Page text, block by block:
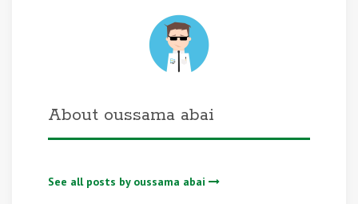
About oussama abai
See all posts by oussama abai